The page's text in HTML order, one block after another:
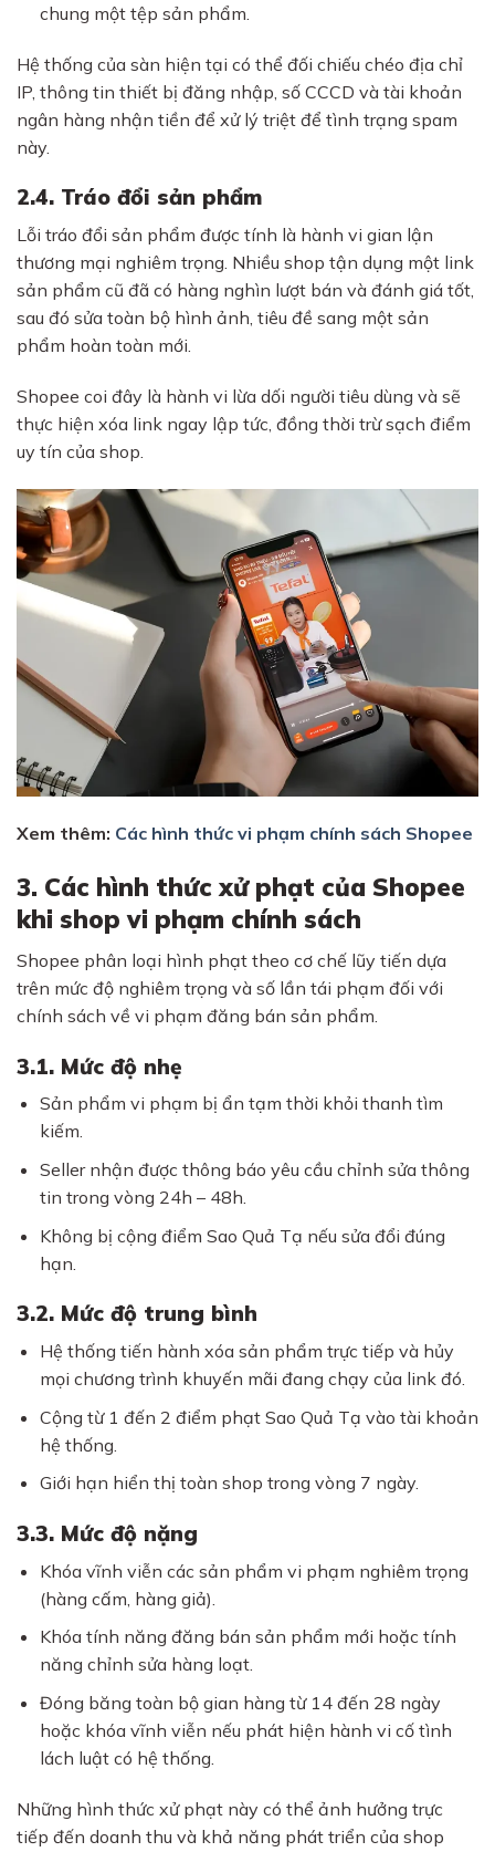
chung một tệp sản phẩm.
Hệ thống của sàn hiện tại có thể đối chiếu chéo địa chỉ
IP, thông tin thiết bị đăng nhập, số CCCD và tài khoản
ngân hàng nhận tiền để xử lý triệt để tình trạng spam
này.
2.4. Tráo đổi sản phẩm
Lỗi tráo đổi sản phẩm được tính là hành vi gian lận
thương mại nghiêm trọng. Nhiều shop tận dụng một link
sản phẩm cũ đã có hàng nghìn lượt bán và đánh giá tốt,
sau đó sửa toàn bộ hình ảnh, tiêu đề sang một sản
phẩm hoàn toàn mới.
Shopee coi đây là hành vi lừa dối người tiêu dùng và sẽ
thực hiện xóa link ngay lập tức, đồng thời trừ sạch điểm
uy tín của shop.
Xem thêm: Các hình thức vi phạm chính sách Shopee
3. Các hình thức xử phạt của Shopee
khi shop vi phạm chính sách
Shopee phân loại hình phạt theo cơ chế lũy tiến dựa
trên mức độ nghiêm trọng và số lần tái phạm đối với
chính sách về vi phạm đăng bán sản phẩm.
3.1. Mức độ nhẹ
Sản phẩm vi phạm bị ẩn tạm thời khỏi thanh tìm
kiếm.
Seller nhận được thông báo yêu cầu chỉnh sửa thông
tin trong vòng 24h – 48h.
Không bị cộng điểm Sao Quả Tạ nếu sửa đổi đúng
hạn.
3.2. Mức độ trung bình
Hệ thống tiến hành xóa sản phẩm trực tiếp và hủy
mọi chương trình khuyến mãi đang chạy của link đó.
Cộng từ 1 đến 2 điểm phạt Sao Quả Tạ vào tài khoản
hệ thống.
Giới hạn hiển thị toàn shop trong vòng 7 ngày.
3.3. Mức độ nặng
Khóa vĩnh viễn các sản phẩm vi phạm nghiêm trọng
(hàng cấm, hàng giả).
Khóa tính năng đăng bán sản phẩm mới hoặc tính
năng chỉnh sửa hàng loạt.
Đóng băng toàn bộ gian hàng từ 14 đến 28 ngày
hoặc khóa vĩnh viễn nếu phát hiện hành vi cố tình
lách luật có hệ thống.
Những hình thức xử phạt này có thể ảnh hưởng trực
tiếp đến doanh thu và khả năng phát triển của shop